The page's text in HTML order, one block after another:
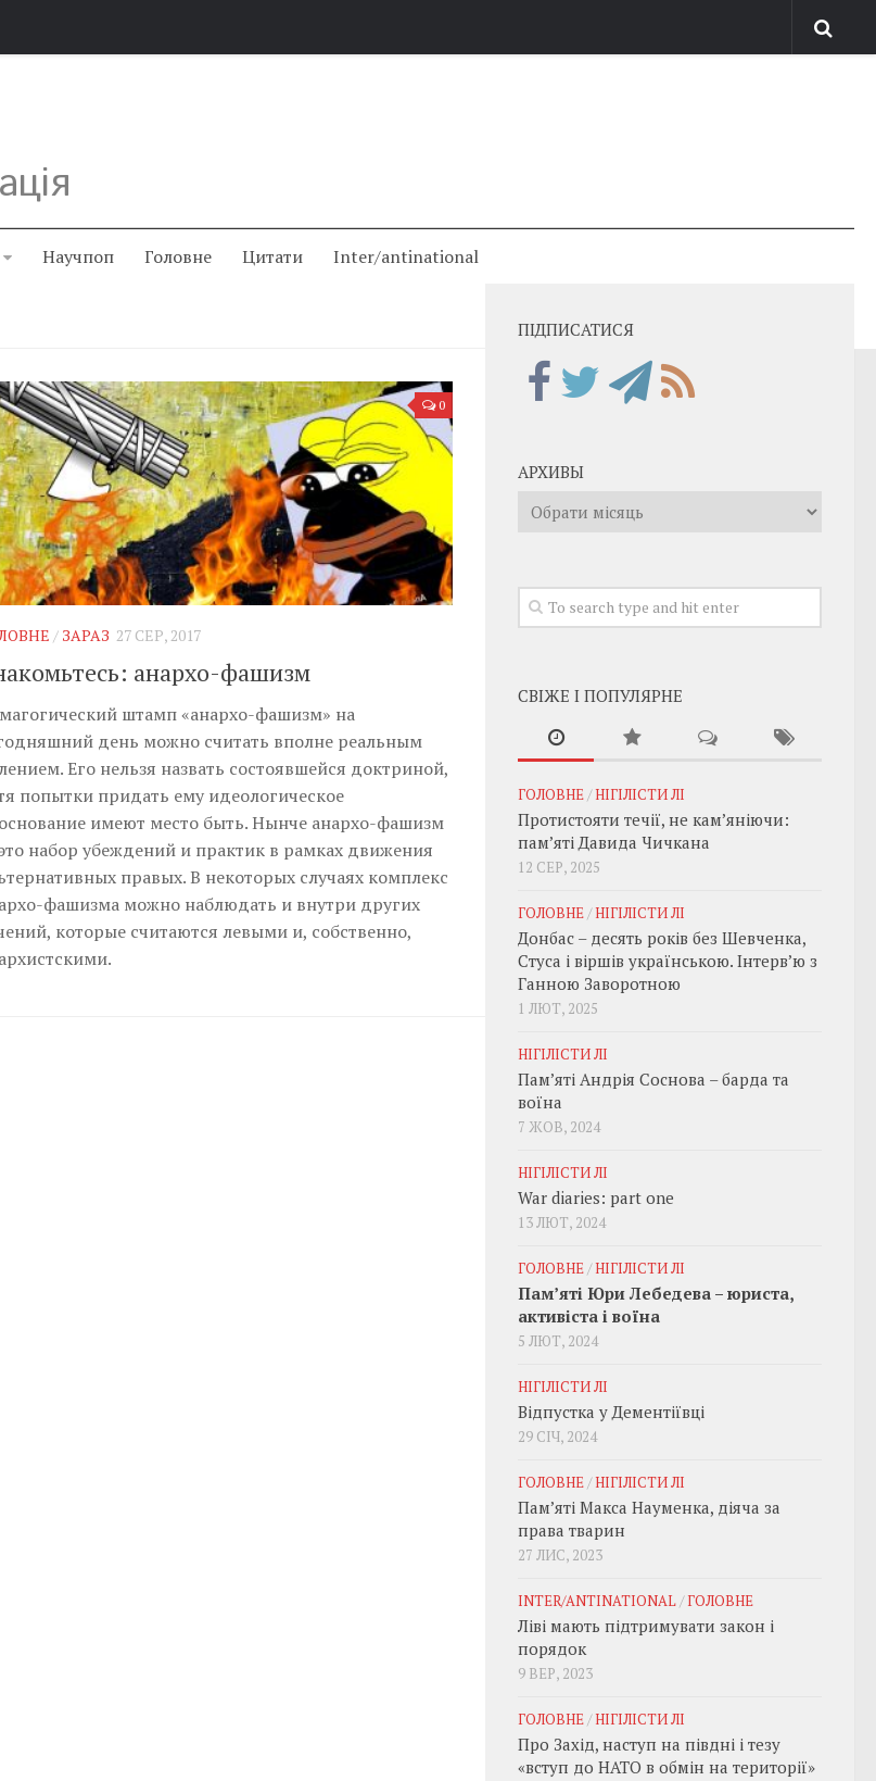
Научпоп Головне Цитати Inter/antinational
0
/ ЗАРАЗ 27 СЕР, 2017
анархо-фашизм
штамп «анархо-фашизм» на
день можно считать вполне реальным
Его нельзя назвать состоявшейся доктриной,
попытки придать ему идеологическое
имеют место быть. Нынче анархо-фашизм
набор убеждений и практик в рамках движения
правых. В некоторых случаях комплекс
фашизма можно наблюдать и внутри других
которые считаются левыми и, собственно,
ПІДПИСАТИСЯ
АРХИВЫ
Архивы
СВІЖЕ І ПОПУЛЯРНЕ
ГОЛОВНЕ/НІГІЛІСТИ ЛІ
Протистояти течії, не кам’яніючи:
пам’яті Давида Чичкана
12 СЕР, 2025
ГОЛОВНЕ/НІГІЛІСТИ ЛІ
Донбас – десять років без Шевченка,
Стуса і віршів українською. Інтерв’ю з
Ганною Заворотною
1 ЛЮТ, 2025
НІГІЛІСТИ ЛІ
Пам’яті Андрія Соснова – барда та
воїна
7 ЖОВ, 2024
НІГІЛІСТИ ЛІ
War diaries: part one
13 ЛЮТ, 2024
ГОЛОВНЕ/НІГІЛІСТИ ЛІ
Пам’яті Юри Лебедева – юриста,
активіста і воїна
5 ЛЮТ, 2024
НІГІЛІСТИ ЛІ
Відпустка у Дементіївці
29 СІЧ, 2024
ГОЛОВНЕ/НІГІЛІСТИ ЛІ
Пам’яті Макса Науменка, діяча за
права тварин
27 ЛИС, 2023
INTER/ANTINATIONAL/ГОЛОВНЕ
Ліві мають підтримувати закон і
порядок
9 ВЕР, 2023
ГОЛОВНЕ/НІГІЛІСТИ ЛІ
Про Захід, наступ на півдні і тезу
«вступ до НАТО в обмін на території»